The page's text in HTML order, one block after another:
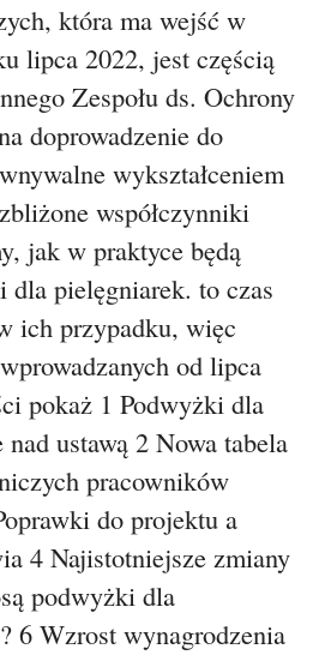
która ma wejść w
lipca 2022, jest częścią
Zespołu ds. Ochrony
doprowadzenie do
wykształceniem
współczynniki
jak w praktyce będą
dla pielęgniarek. to czas
ich przypadku, więc
od lipca
pokaż 1 Podwyżki dla
ustawą 2 Nowa tabela
pracowników
do projektu a
4 Najistotniejsze zmiany
podwyżki dla
6 Wzrost wynagrodzenia